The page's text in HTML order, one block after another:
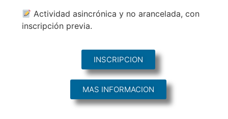
Actividad asincrónica y no arancelada, con
inscripción previa.
INSCRIPCION
MAS INFORMACION